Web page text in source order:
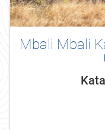
Mbali Mbali